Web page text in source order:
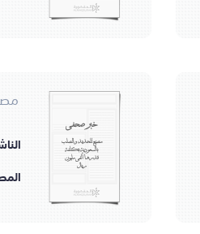
خبر صحفي
مصنع للحديد والصلب
بالسعودية بتكلفة
قدرها ألفي مليون
ريال